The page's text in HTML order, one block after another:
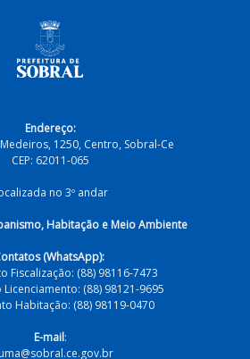
Endereço:
1250, Centro, Sobral-Ce
CEP: 62011-065
no 3º andar
Habitação e Meio Ambiente
(WhatsApp):
Fiscalização: (88) 98116-7473
(88) 98121-9695
Habitação: (88) 98119-0470
E-mail: